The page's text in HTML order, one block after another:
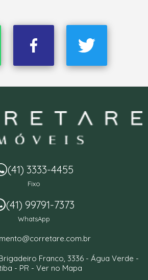
(41) 3333-4455
Fixo
(41) 99791-7373
WhatsApp
Franco, 3336 - Água Verde -
- PR - Ver no Mapa